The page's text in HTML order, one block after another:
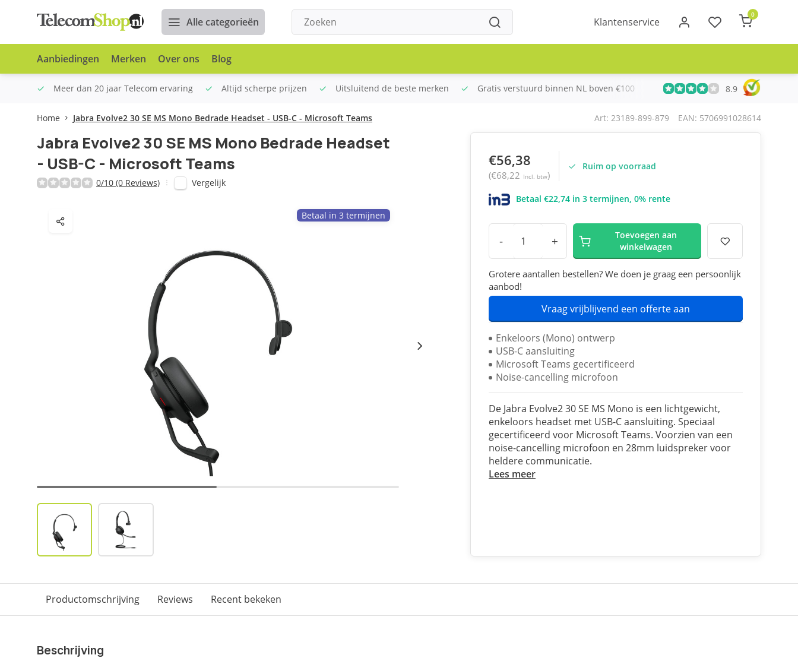
Alle categorieën Klantenservice
0
Aanbiedingen Merken Over ons Blog
Meer dan 20 jaar Telecom ervaring Altijd scherpe prijzen Uitsluitend de beste merken Gratis verstuurd binnen NL boven €100 Meer dan 20 jaar Telecom
8.9
Home Jabra Evolve2 30 SE MS Mono Bedrade Headset - USB-C - Microsoft Teams Art: 23189-899-879 EAN: 5706991028614
Jabra Evolve2 30 SE MS Mono Bedrade Headset
- USB-C - Microsoft Teams
0/10 (0 Reviews) Vergelijk
Betaal in 3 termijnen
€56,38
(€68,22 Incl. btw)
Ruim op voorraad
Betaal €22,74 in 3 termijnen, 0% rente
- +
Toevoegen aan
winkelwagen
Grotere aantallen bestellen? We doen je graag een persoonlijk
aanbod!
Vraag vrijblijvend een offerte aan
Enkeloors (Mono) ontwerp
USB-C aansluiting
Microsoft Teams gecertificeerd
Noise-cancelling microfoon
De Jabra Evolve2 30 SE MS Mono is een lichtgewicht,
enkeloors headset met USB-C aansluiting. Speciaal
gecertificeerd voor Microsoft Teams. Voorzien van een
noise-cancelling microfoon en 28mm luidspreker voor
heldere communicatie.
Lees meer
Productomschrijving Reviews Recent bekeken
Beschrijving